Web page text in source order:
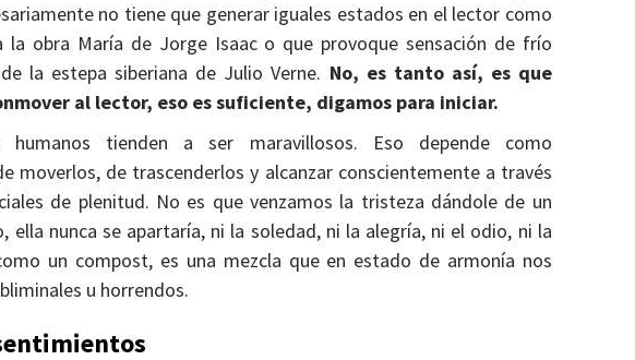
no tiene que generar iguales estados en el lector como
la obra María de Jorge Isaac o que provoque sensación de frío
la estepa siberiana de Julio Verne. No, es tanto así, es que
al lector, eso es suficiente, digamos para iniciar.
humanos tienden a ser maravillosos. Eso depende como
moverlos, de trascenderlos y alcanzar conscientemente a través
de plenitud. No es que venzamos la tristeza dándole de un
ella nunca se apartaría, ni la soledad, ni la alegría, ni el odio, ni la
un compost, es una mezcla que en estado de armonía nos
u horrendos.